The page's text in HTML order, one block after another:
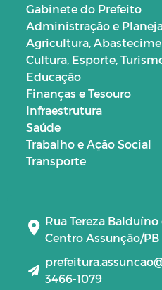
Gabinete do Prefeito
Administração e
Agricultura,
Cultura, Esporte,
Educação
Finanças e Tesouro
Infraestrutura
Saúde
Trabalho e Ação Social
Transporte
Rua Tereza Balduíno
Centro Assunção/
3466-1079